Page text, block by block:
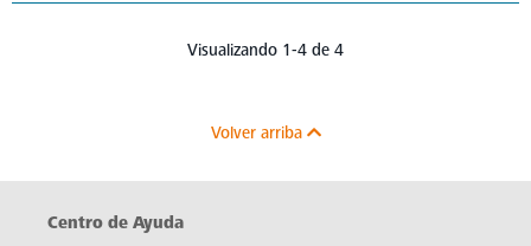
Visualizando 1-4 de 4
Volver arriba
Centro de Ayuda